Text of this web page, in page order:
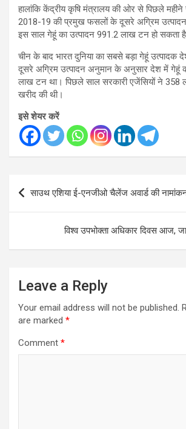
हालांकि केंद्रीय कृषि मंत्रालय की ओर से पिछले महीने
2018-19 की प्रमुख फसलों के दूसरे अग्रिम
इस साल गेहूं का उत्पादन 991.2 लाख टन हो सकता
चीन के बाद भारत दुनिया का सबसे बड़ा गेहूं
दूसरे अग्रिम उत्पादन अनुमान के अनुसार देश में गेहूं
लाख टन था। पिछले साल सरकारी एजेंसियों ने 358
खरीद की थी।
इसे शेयर करें
Post
navigation
साउथ एशिया ई-एनजीओ चैलेंज अवार्ड की
विश्व उपभोक्ता अधिकार दिवस आज,
Leave a Reply
Your email address will not be published.
are marked *
Comment *